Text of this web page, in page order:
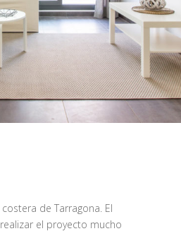
de Tarragona. El
el proyecto mucho